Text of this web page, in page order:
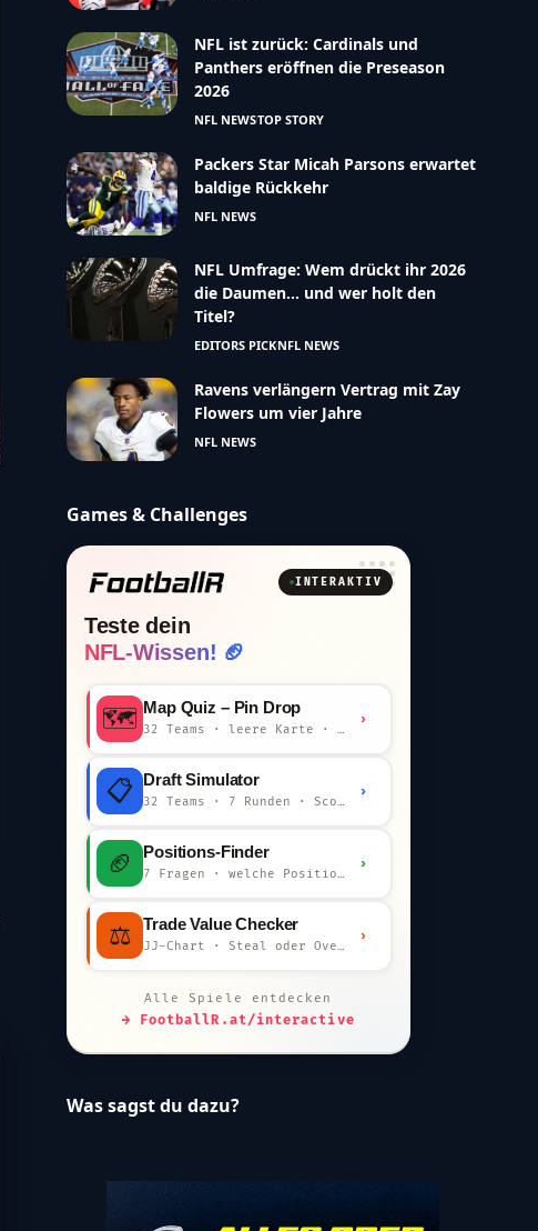
NFL ist zurück: Cardinals und
Panthers eröffnen die Preseason
2026
NFL NEWSTOP STORY
Packers Star Micah Parsons erwartet
baldige Rückkehr
NFL NEWS
NFL Umfrage: Wem drückt ihr 2026
die Daumen… und wer holt den
Titel?
EDITORS PICKNFL NEWS
Ravens verlängern Vertrag mit Zay
Flowers um vier Jahre
NFL NEWS
Games & Challenges
INTERAKTIV
Teste dein
NFL-Wissen! 🏈
🗺️ Map Quiz – Pin Drop
32 Teams · leere Karte · km-Wertung
›
📋 Draft Simulator
32 Teams · 7 Runden · Scout-Kommentar
›
🏈 Positions-Finder
7 Fragen · welche Position bist du?
›
⚖️ Trade Value Checker
JJ-Chart · Steal oder Overpay?
›
Alle Spiele entdecken
→ FootballR.at/interactive
Was sagst du dazu?